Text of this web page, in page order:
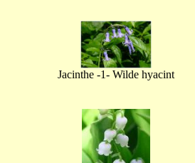
Jacinthe -1- Wilde hyacint